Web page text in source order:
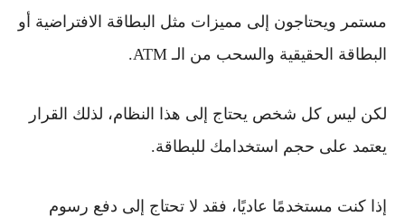
مستمر ويحتاجون إلى مميزات مثل البطاقة الافتراضية أو
البطاقة الحقيقية والسحب من الـ ATM.
لكن ليس كل شخص يحتاج إلى هذا النظام، لذلك القرار
يعتمد على حجم استخدامك للبطاقة.
إذا كنت مستخدمًا عاديًا، فقد لا تحتاج إلى دفع رسوم